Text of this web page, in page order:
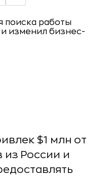
$1 млн от
из России и